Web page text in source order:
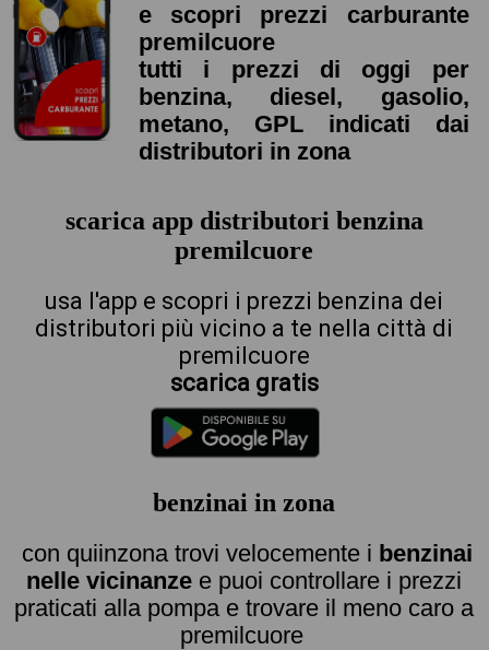
e scopri prezzi carburante
premilcuore
tutti i prezzi di oggi per
benzina, diesel, gasolio,
metano, GPL indicati dai
distributori in zona
scarica app distributori benzina
premilcuore
usa l'app e scopri i prezzi benzina dei
distributori più vicino a te nella città di
premilcuore
scarica gratis
benzinai in zona
con quiinzona trovi velocemente i benzinai
nelle vicinanze e puoi controllare i prezzi
praticati alla pompa e trovare il meno caro a
premilcuore